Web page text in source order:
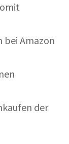
bei Amazon
der